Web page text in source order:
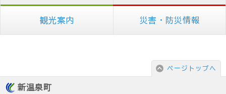
観光案内 災害・防災情報
ページトップへ
新温泉町